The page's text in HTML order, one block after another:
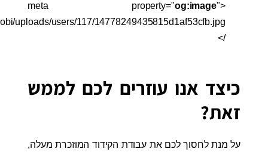
<meta property="
og:image"
/>
כיצד אנו עוזרים לכם לממש
זאת?
על מנת לחסוך לכם את עבודת הקידוד המוזכרת מעלה,